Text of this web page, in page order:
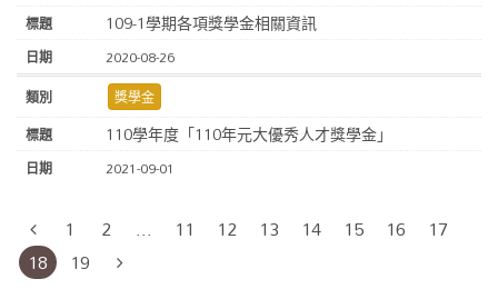
109-1學期各項獎學金相關資訊
2020-08-26
獎學金
110學年度「110年元大優秀人才獎學金」
2021-09-01
1 2 ... 11 12 13 14 15 16
17
18
19